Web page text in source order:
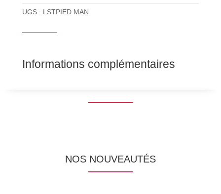
UGS : LSTPIED MAN
Informations complémentaires
NOS NOUVEAUTÉS